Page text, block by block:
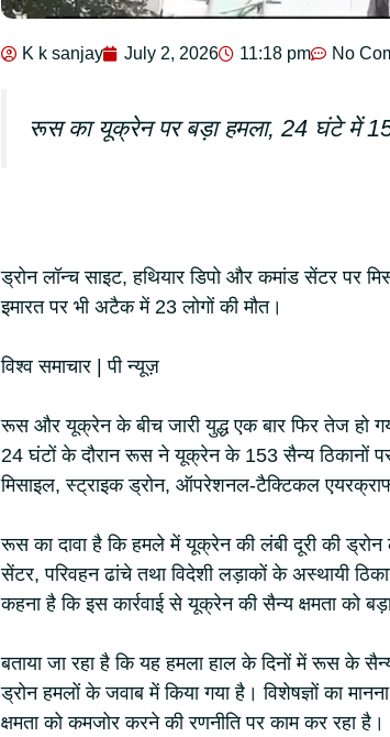
K k sanjay July 2, 2026 11:18 pm No
रूस का यूक्रेन पर बड़ा हमला, 24 घंटे में
ड्रोन लॉन्च साइट, हथियार डिपो और कमांड सेंटर पर
इमारत पर भी अटैक में 23 लोगों की मौत।
विश्व समाचार | पी न्यूज़
रूस और यूक्रेन के बीच जारी युद्ध एक बार फिर तेज हो
24 घंटों के दौरान रूस ने यूक्रेन के 153 सैन्य ठिकानों
मिसाइल, स्ट्राइक ड्रोन, ऑपरेशनल-टैक्टिकल
रूस का दावा है कि हमले में यूक्रेन की लंबी दूरी की ड्रोन
सेंटर, परिवहन ढांचे तथा विदेशी लड़ाकों के अस्थायी
कहना है कि इस कार्रवाई से यूक्रेन की सैन्य क्षमता को
बताया जा रहा है कि यह हमला हाल के दिनों में रूस के
ड्रोन हमलों के जवाब में किया गया है। विशेषज्ञों का
क्षमता को कमजोर करने की रणनीति पर काम कर रहा है।